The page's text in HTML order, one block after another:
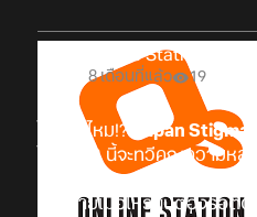
Online Station
8 เดือนที่แล้ว 19
ไหวกันไหม!? Japan
ในภาค 2 นี้จะทวีคูณความหล
ปกติบ้างนะ แต่ถ้าพลาดการ
จำหน่ายเมื่อไหร่นั้นต้องรอติ